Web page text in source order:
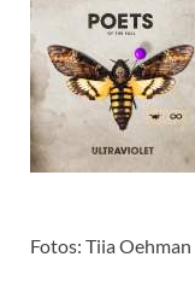
Fotos: Tiia